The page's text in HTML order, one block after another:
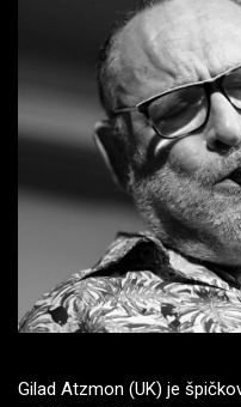
Gilad Atzmon (UK) je